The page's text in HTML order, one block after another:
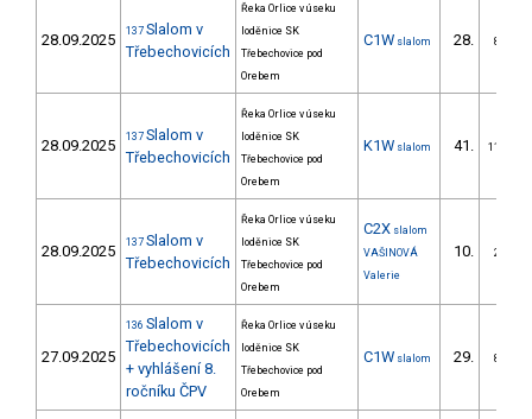
28.09.2025 137 Slalom v
Třebechovicích
Řeka Orlice v úseku
loděnice SK
Třebechovice pod
Orebem
C1W slalom 28. 8/ZM
28.09.2025 137 Slalom v
Třebechovicích
Řeka Orlice v úseku
loděnice SK
Třebechovice pod
Orebem
K1W slalom 41. 11/ZM
28.09.2025 137 Slalom v
Třebechovicích
Řeka Orlice v úseku
loděnice SK
Třebechovice pod
Orebem
C2X slalom
VAŠINOVÁ
Valerie
10. 2/ZM
27.09.2025
136 Slalom v
Třebechovicích
+ vyhlášení 8.
ročníku ČPV
Řeka Orlice v úseku
loděnice SK
Třebechovice pod
Orebem
C1W slalom 29. 8/ZM